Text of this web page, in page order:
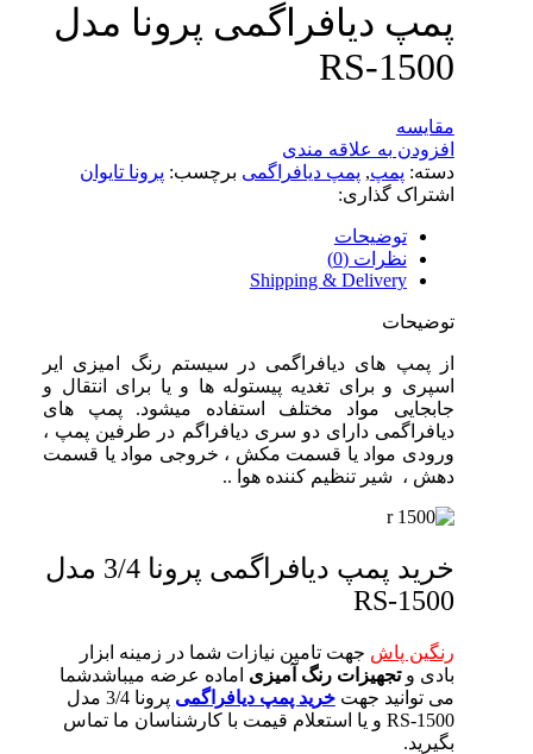
پمپ دیافراگمی پرونا مدل
RS-1500
مقایسه
افزودن به علاقه مندی
دسته: پمپ, پمپ دیافراگمی برچسب: پرونا تایوان
اشتراک گذاری:
توضیحات
نظرات (0)
Shipping & Delivery
توضیحات
از پمپ های دیافراگمی در سیستم رنگ امیزی ایر
اسپری و برای تغدیه پیستوله ها و یا برای انتقال و
جابجایی مواد مختلف استفاده میشود. پمپ های
دیافراگمی دارای دو سری دیافراگم در طرفین پمپ ،
ورودی مواد یا قسمت مکش ، خروجی مواد یا قسمت
دهش ، شیر تنظیم کننده هوا ..
خرید پمپ دیافراگمی پرونا 3/4 مدل
RS-1500
رنگین پاش جهت تامین نیازات شما در زمینه ابزار
بادی و تجهیزات رنگ آمیزی ماده عرضه میباشدشما
می توانید جهتخرید پمپ دیافراگمی
پرونا 3/4 مدل
RS-1500 و یا استعلام قیمت با کارشناسان ما تماس
بگیرید.